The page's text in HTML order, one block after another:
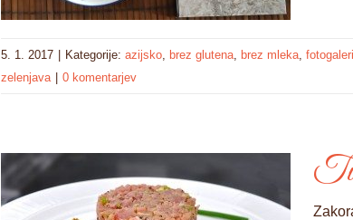
5. 1. 2017 Kategorije: azijsko, brez glutena, brez mleka,
zelenjava
0 komentarjev